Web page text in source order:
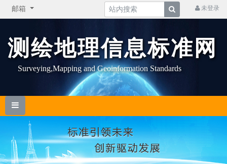
邮箱 未登录
测绘地理信息标准网
Surveying,Mapping and Geoinformation Standards